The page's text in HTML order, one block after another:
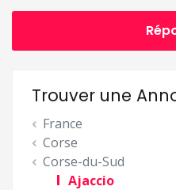
Trouver une
France
Corse
Corse-du-Sud
Ajaccio